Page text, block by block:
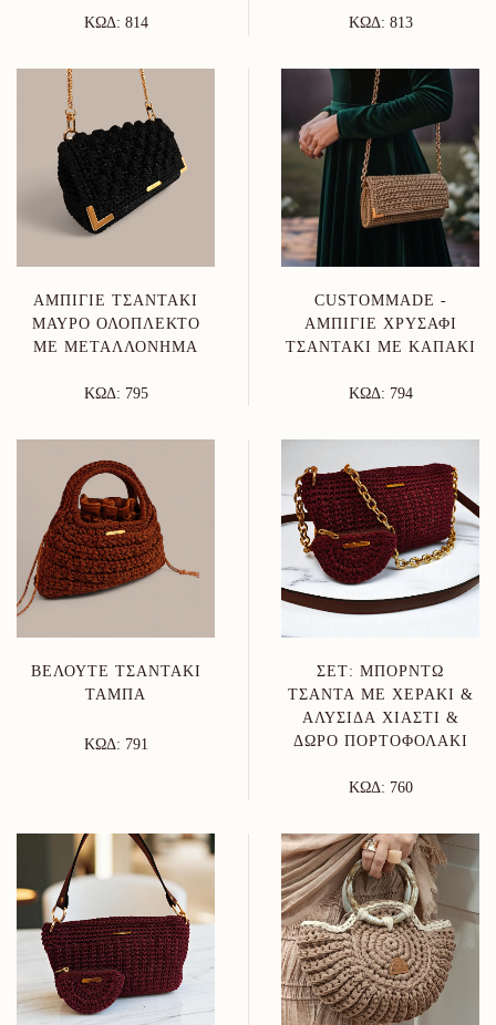
ΚΩΔ: 814 ΚΩΔ: 813
ΑΜΠΙΓΙΈ ΤΣΑΝΤΆΚΙ
ΜΑΎΡΟ ΟΛΌΠΛΕΚΤΟ
ΜΕ ΜΕΤΑΛΛΌΝΗΜΑ
ΚΩΔ: 795
CUSTOMMADE -
ΑΜΠΙΓΙΈ ΧΡΥΣΑΦΊ
ΤΣΑΝΤΆΚΙ ΜΕ ΚΑΠΆΚΙ
ΚΩΔ: 794
ΒΕΛΟΥΤΈ ΤΣΑΝΤΆΚΙ
ΤΑΜΠΆ
ΚΩΔ: 791
ΣΕΤ: ΜΠΟΡΝΤΏ
ΤΣΆΝΤΑ ΜΕ ΧΕΡΆΚΙ &
ΑΛΥΣΊΔΑ ΧΙΑΣΤΊ &
ΔΏΡΟ ΠΟΡΤΟΦΟΛΆΚΙ
ΚΩΔ: 760